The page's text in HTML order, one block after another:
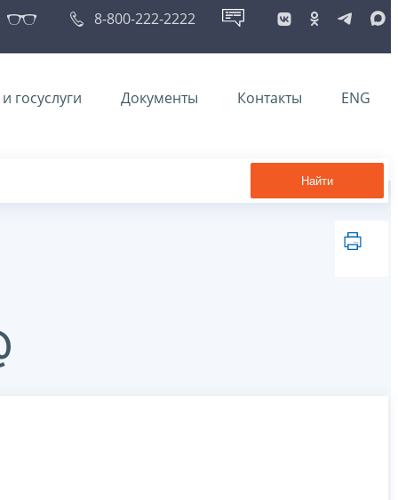
8-800-222-2222
госуслуги Документы Контакты ENG
Найти